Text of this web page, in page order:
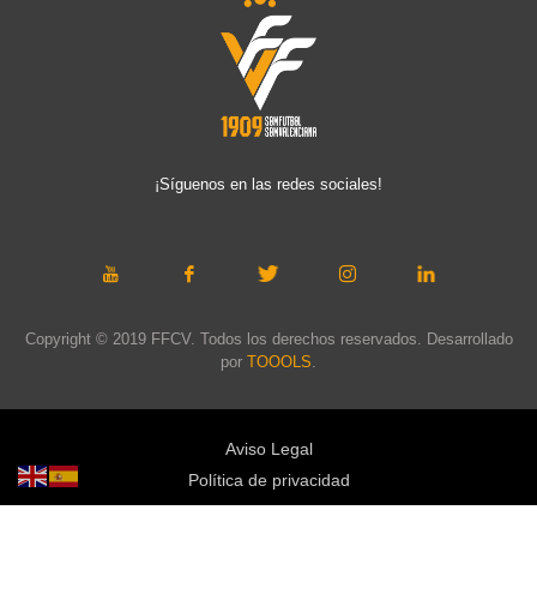
¡Síguenos en las redes sociales!
Copyright © 2019 FFCV. Todos los derechos reservados. Desarrollado
por TOOOLS.
Aviso Legal
Política de privacidad
Política de cookies